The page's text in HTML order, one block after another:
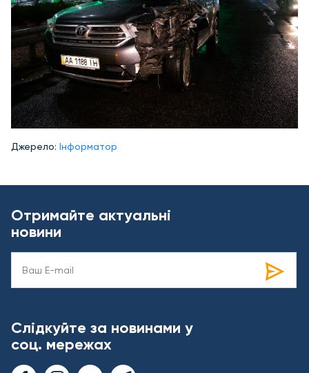
Джерело: Інформатор
Отримайте актуальні
новини
Слідкуйте за новинами у
соц. мережах